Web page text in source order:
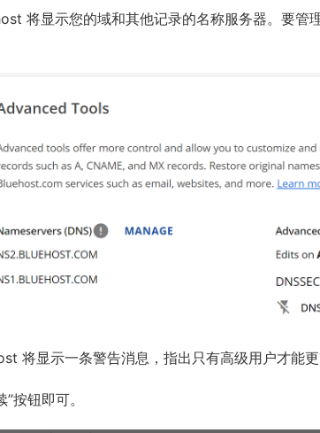
将显示您的域和其他记录的名称服务器。要管
将显示一条警告消息，指出只有高级用户才能更
按钮即可。